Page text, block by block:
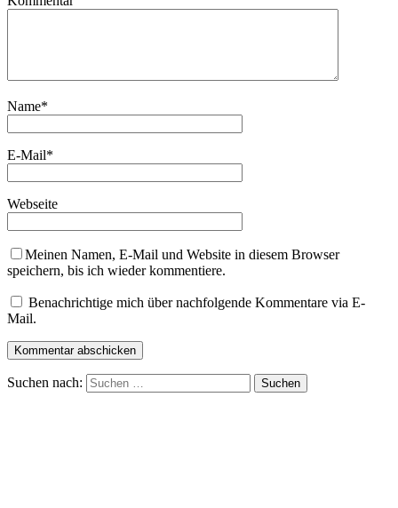
Name*
E-Mail*
Webseite
Meinen Namen, E-Mail und Website in diesem Browser
speichern, bis ich wieder kommentiere.
Benachrichtige mich über nachfolgende Kommentare via E-
Mail.
Suchen nach: